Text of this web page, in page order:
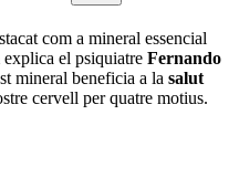
com a mineral essencial
el psiquiatre Fernando
mineral beneficia a la salut
cervell per quatre motius.